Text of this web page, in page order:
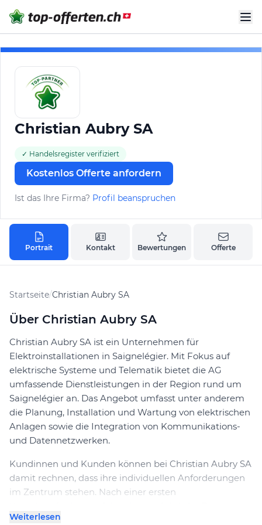
Christian Aubry SA
✓ Handelsregister verifiziert
Kostenlos Offerte anfordern
Ist das Ihre Firma? Profil beanspruchen
Portrait Kontakt Bewertungen Offerte
Startseite/Christian Aubry SA
Über Christian Aubry SA
Christian Aubry SA ist ein Unternehmen für
Elektroinstallationen in Saignelégier. Mit Fokus auf
elektrische Systeme und Telematik bietet die AG
umfassende Dienstleistungen in der Region rund um
Saignelégier an. Das Angebot umfasst unter anderem
die Planung, Installation und Wartung von elektrischen
Anlagen sowie die Integration von Kommunikations-
und Datennetzwerken.
Kundinnen und Kunden können bei Christian Aubry SA
damit rechnen, dass ihre individuellen Anforderungen
im Zentrum stehen. Nach einer ersten
um den genauen Bedarf zu erfassen. Darauf basiert ein
Weiterlesen